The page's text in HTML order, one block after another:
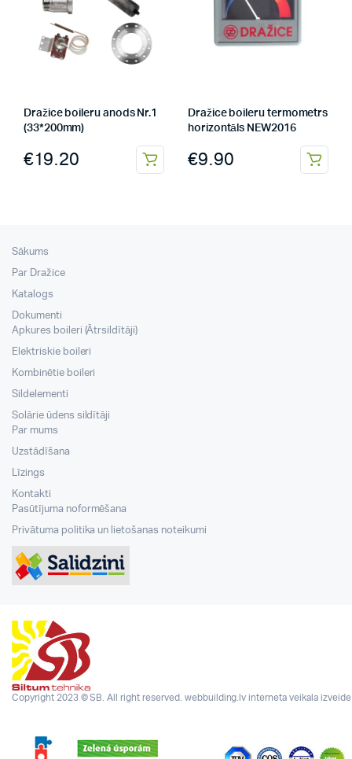
Dražice boileru anods Nr.1
(33*200mm)
€19.20
Dražice boileru termometrs
horizontāls NEW2016
€9.90
Sākums
Par Dražice
Katalogs
Dokumenti
Apkures boileri (Ātrsildītāji)
Elektriskie boileri
Kombinētie boileri
Sildelementi
Solārie ūdens sildītāji
Par mums
Uzstādīšana
Līzings
Kontakti
Pasūtījuma noformēšana
Privātuma politika un lietošanas noteikumi
Copyright 2023 © SB. All right reserved. webbuilding.lvinterneta veikala izveide